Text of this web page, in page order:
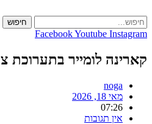
to
content
חיפוש
FacebookYoutube Instagram
קארינה לומייר בתערוכת
noga
מאי 18, 2026
07:26
אין תגובות